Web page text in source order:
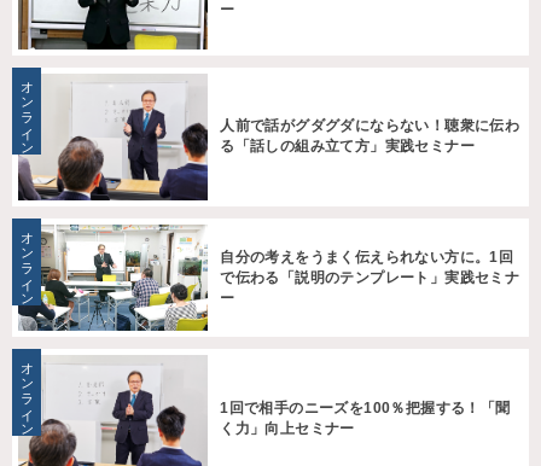
ー
オンライン
人前で話がグダグダにならない！聴衆に伝わ
る「話しの組み立て方」実践セミナー
オンライン
自分の考えをうまく伝えられない方に。1回
で伝わる「説明のテンプレート」実践セミナ
ー
オンライン
1回で相手のニーズを100％把握する！「聞
く力」向上セミナー